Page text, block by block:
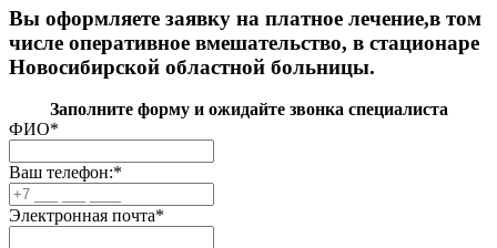
Вы оформляете заявку на платное лечение,в том
числе оперативное вмешательство, в стационаре
Новосибирской областной больницы.
Заполните форму и ожидайте звонка специалиста
ФИО*
Ваш телефон:*
Электронная почта*